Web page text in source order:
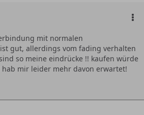
mit normalen
gut, allerdings vom fading verhalten
so meine eindrücke !! kaufen würde
mir leider mehr davon erwartet!